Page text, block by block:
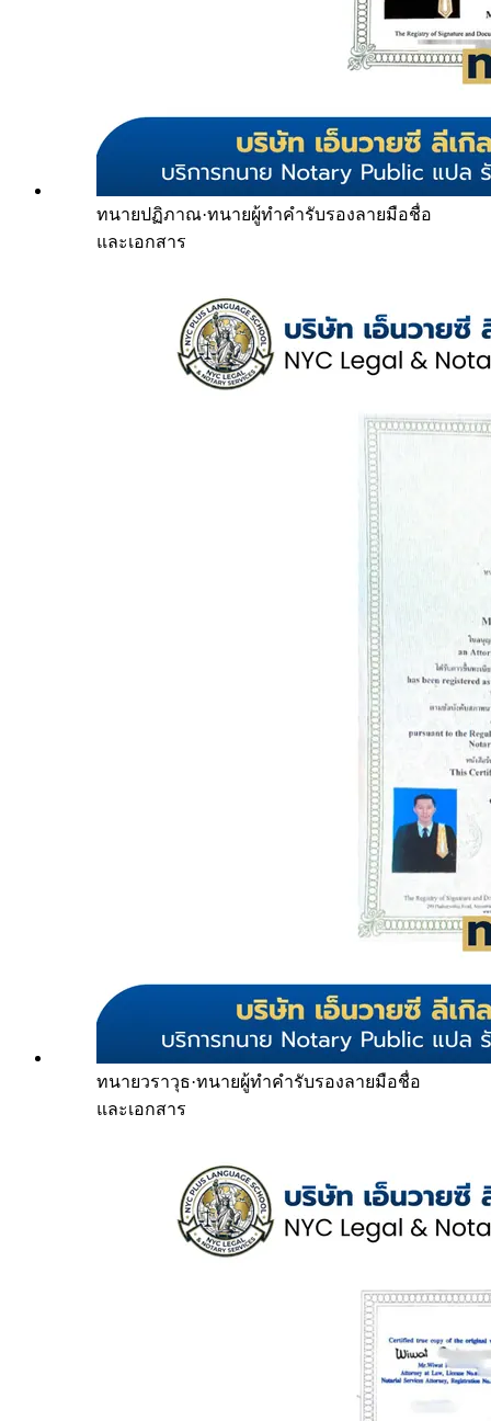
ทนายปฏิภาณ·ทนายผู้ทำคำรับรองลายมือชื่อ
และเอกสาร
ทนายวราวุธ·ทนายผู้ทำคำรับรองลายมือชื่อ
และเอกสาร